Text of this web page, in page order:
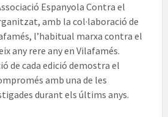
Espanyola Contra el
amb la col·laboració de
l’habitual marxa contra el
any rere any en Vilafamés.
de cada edició demostra el
amb una de les
durant els últims anys.